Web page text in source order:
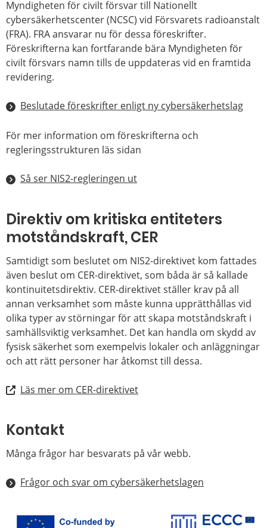
Myndigheten för civilt försvar till Nationellt
cybersäkerhetscenter (NCSC) vid Försvarets radioanstalt
(FRA). FRA ansvarar nu för dessa föreskrifter.
Föreskrifterna kan fortfarande bära Myndigheten för
civilt försvars namn tills de uppdateras vid en framtida
revidering.
Beslutade föreskrifter enligt ny cybersäkerhetslag
För mer information om föreskrifterna och
regleringsstrukturen läs sidan
Så ser NIS2-regleringen ut
Direktiv om kritiska entiteters
motståndskraft, CER
Samtidigt som beslutet om NIS2-direktivet kom fattades
även beslut om CER-direktivet, som båda är så kallade
kontinuitetsdirektiv. CER-direktivet ställer krav på all
annan verksamhet som måste kunna upprätthållas vid
olika typer av störningar för att skapa motståndskraft i
samhällsviktig verksamhet. Det kan handla om skydd av
fysisk säkerhet som exempelvis lokaler och anläggningar
och att rätt personer har åtkomst till dessa.
Läs mer om CER-direktivet
Kontakt
Många frågor har besvarats på vår webb.
Frågor och svar om cybersäkerhetslagen